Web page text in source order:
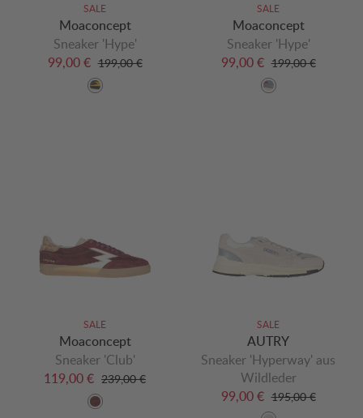
SALE
Moaconcept
Sneaker 'Hype'
99,00 € 199,00 €
SALE
Moaconcept
Sneaker 'Hype'
99,00 € 199,00 €
SALE
Moaconcept
Sneaker 'Club'
119,00 € 239,00 €
SALE
AUTRY
Sneaker 'Hyperway' aus
Wildleder
99,00 € 195,00 €